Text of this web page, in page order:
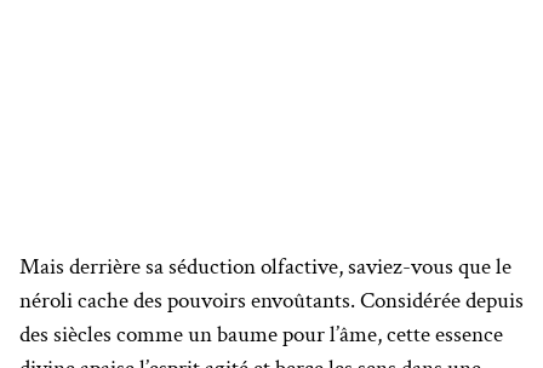
Mais derrière sa séduction olfactive, saviez-vous que le
néroli cache des pouvoirs envoûtants. Considérée depuis
des siècles comme un baume pour l’âme, cette essence